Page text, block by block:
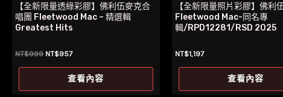
【全新限量透綠彩膠】佛利伍麥克合
唱團 Fleetwood Mac – 精選輯
Greatest Hits
NT$999 原
NT$999。
NT$957目
價
格：
NT$957。
查看內容
【全新限量照片彩膠】佛利
Fleetwood Mac-同名專
輯/RPD12281/RSD 2025
NT$1,197
查看內容